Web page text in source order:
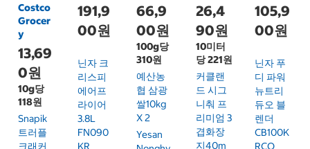
Costco
Grocer
y
13,69
0원
10g당
118원
Snapik
트러플
크래커
191,9
00원
닌자 크
리스피
에어프
라이어
3.8L
FN090
KR
66,9
00원
100g당
310원
예산농
협 삼광
쌀10kg
X 2
Yesan
26,4
90원
10미터
당 221원
커클랜
드 시그
니춰 프
리미엄 3
겹화장
지40m
105,9
00원
닌자 푸
디 파워
뉴트리
듀오 블
렌더
CB100K
RCO